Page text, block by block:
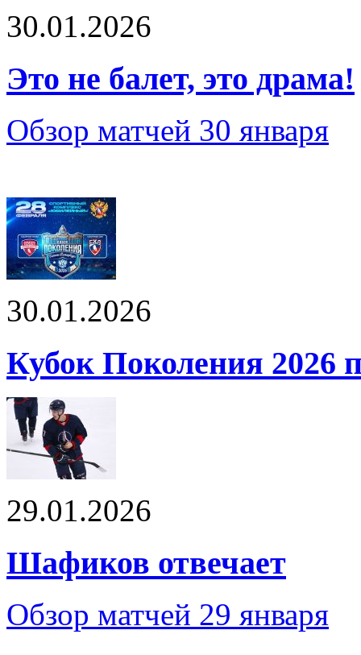
30.01.2026
Это не балет, это драма!
Обзор матчей 30 января
30.01.2026
Кубок Поколения 2026
29.01.2026
Шафиков отвечает
Обзор матчей 29 января